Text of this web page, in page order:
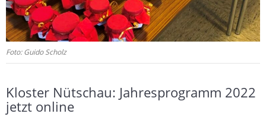
Foto: Guido Scholz
Kloster Nütschau: Jahresprogramm 2022
jetzt online